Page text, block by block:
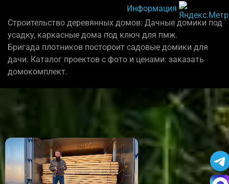
Информация
Строительство деревянных домов: Дачные домики под
усадку, каркасные дома под ключ для пмж.
Бригада плотников постороит садовые домики для
дачи. Каталог проектов с фото и ценами: заказать
домокомплект.